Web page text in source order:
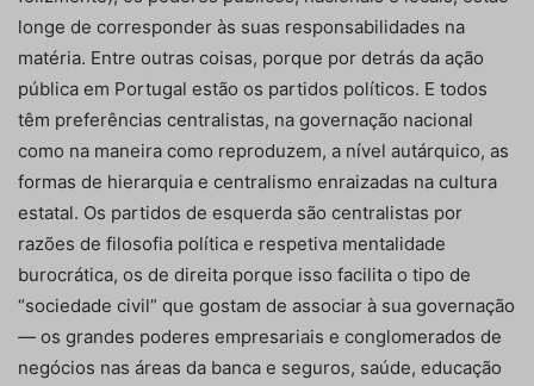
longe de corresponder às suas responsabilidades na
matéria. Entre outras coisas, porque por detrás da ação
pública em Portugal estão os partidos políticos. E todos
têm preferências centralistas, na governação nacional
como na maneira como reproduzem, a nível autárquico, as
formas de hierarquia e centralismo enraizadas na cultura
estatal. Os partidos de esquerda são centralistas por
razões de filosofia política e respetiva mentalidade
burocrática, os de direita porque isso facilita o tipo de
“sociedade civil” que gostam de associar à sua governação
— os grandes poderes empresariais e conglomerados de
negócios nas áreas da banca e seguros, saúde, educação